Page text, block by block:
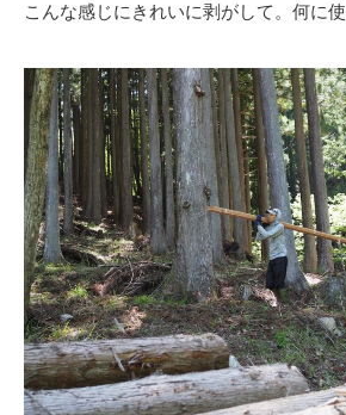
こんな感じにきれいに剥がして。何に